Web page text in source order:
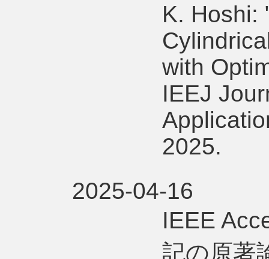
K. Hoshi:
with
IEEJ
2025.
2025-04-16
IEEE
記の原著